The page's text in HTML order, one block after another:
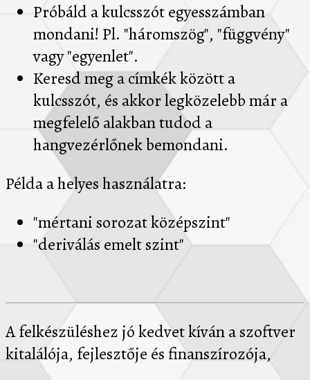
Próbáld a kulcsszót egyesszámban
mondani! Pl. "háromszög", "függvény"
vagy "egyenlet".
Keresd meg a címkék között a
kulcsszót, és akkor legközelebb már a
megfelelő alakban tudod a
hangvezérlőnek bemondani.
Példa a helyes használatra:
"mértani sorozat középszint"
"deriválás emelt szint"
A felkészüléshez jó kedvet kíván a szoftver
kitalálója, fejlesztője és finanszírozója,